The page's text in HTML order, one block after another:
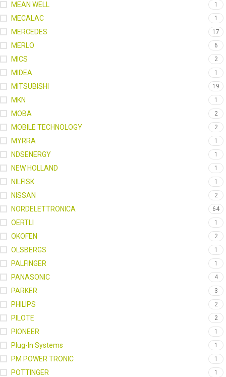
MEAN WELL 1
MECALAC 1
MERCEDES 17
MERLO 6
MICS 2
MIDEA 1
MITSUBISHI 19
MKN 1
MOBA 2
MOBILE TECHNOLOGY 2
MYRRA 1
NDSENERGY 1
NEW HOLLAND 1
NILFISK 1
NISSAN 2
NORDELETTRONICA 64
OERTLI 1
OKOFEN 2
OLSBERGS 1
PALFINGER 1
PANASONIC 4
PARKER 3
PHILIPS 2
PILOTE 2
PIONEER 1
Plug-In Systems 1
PM POWER TRONIC 1
POTTINGER 1